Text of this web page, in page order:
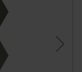
Next